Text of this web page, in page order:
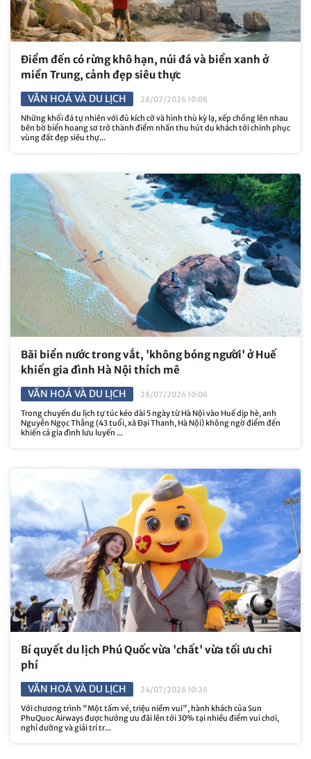
Điểm đến có rừng khô hạn, núi đá và biển xanh ở
miền Trung, cảnh đẹp siêu thực
VĂN HOÁ VÀ DU LỊCH
28/07/2026 10:08
Những khối đá tự nhiên với đủ kích cỡ và hình thù kỳ lạ, xếp chồng lên nhau
bên bờ biển hoang sơ trở thành điểm nhấn thu hút du khách tới chinh phục
vùng đất đẹp siêu thự...
Bãi biển nước trong vắt, 'không bóng người' ở Huế
khiến gia đình Hà Nội thích mê
VĂN HOÁ VÀ DU LỊCH
28/07/2026 10:06
Trong chuyến du lịch tự túc kéo dài 5 ngày từ Hà Nội vào Huế dịp hè, anh
Nguyễn Ngọc Thắng (43 tuổi, xã Đại Thanh, Hà Nội) không ngờ điểm đến
khiến cả gia đình lưu luyến ...
Bí quyết du lịch Phú Quốc vừa 'chất' vừa tối ưu chi
phí
VĂN HOÁ VÀ DU LỊCH
24/07/2026 10:26
Với chương trình "Một tấm vé, triệu niềm vui", hành khách của Sun
PhuQuoc Airways được hưởng ưu đãi lên tới 30% tại nhiều điểm vui chơi,
nghỉ dưỡng và giải trí tr...